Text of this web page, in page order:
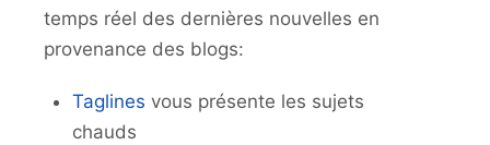
temps réel des dernières nouvelles en
provenance des blogs:
Taglines vous présente les sujets
chauds